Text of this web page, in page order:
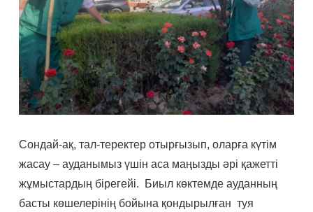
Сондай-ақ, тал-теректер отырғызып, оларға күтім
жасау – ауданымыз үшін аса маңызды әрі қажетті
жұмыстардың бірегейі. Биыл көктемде ауданның
басты көшелерінің бойына қондырылған туя